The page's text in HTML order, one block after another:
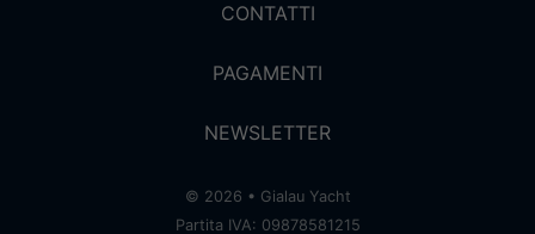
CONTATTI
PAGAMENTI
NEWSLETTER
© 2026 • Gialau Yacht
Partita IVA: 09878581215